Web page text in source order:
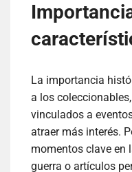
La importancia
a los
vinculados a
atraer más interés.
momentos clave en
guerra o artículos